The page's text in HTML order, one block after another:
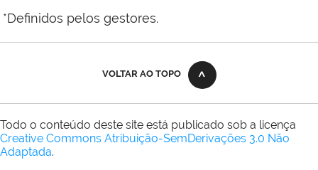
*Definidos pelos gestores.
VOLTAR AO TOPO
Todo o conteúdo deste site está publicado sob a licença
Creative Commons Atribuição-SemDerivações 3.0 Não
Adaptada.